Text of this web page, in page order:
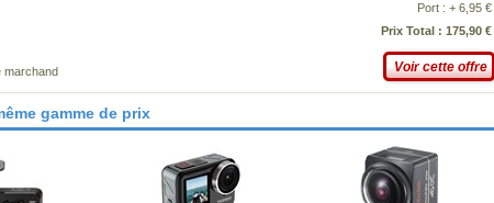
marchand
Port : + 6,95 €
Prix Total : 175,90 €
Voir cette offre
gamme de prix